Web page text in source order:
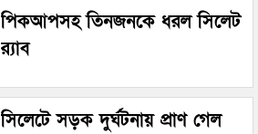
পিকআপসহ তিনজনকে ধরল সিলেট
র‌্যাব
সিলেটে সড়ক দুর্ঘটনায় প্রাণ গেল